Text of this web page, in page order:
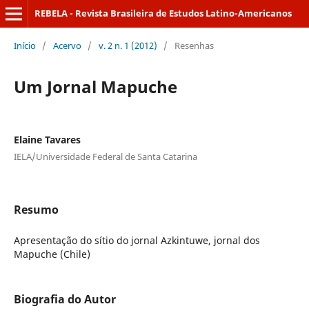
REBELA - Revista Brasileira de Estudos Latino-Americanos
Início / Acervo / v. 2 n. 1 (2012) / Resenhas
Um Jornal Mapuche
Elaine Tavares
IELA/Universidade Federal de Santa Catarina
Resumo
Apresentação do sítio do jornal Azkintuwe, jornal dos
Mapuche (Chile)
Biografia do Autor